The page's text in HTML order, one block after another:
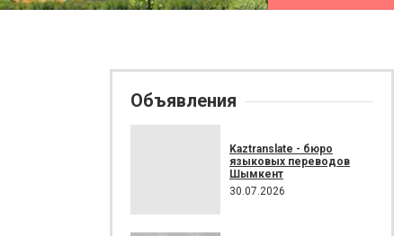
Объявления
Kaztranslate - бюро
языковых переводов
Шымкент
30.07.2026